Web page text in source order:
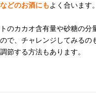
どのお酒にもよく合います。
のカカオ含有量や砂糖の分
で、チャレンジしてみるの
節する方法もあります。